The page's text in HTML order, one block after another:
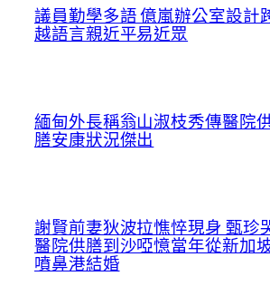
議員勤學多語 億嵐辦公室設計
越語言親近平易近眾
緬甸外長稱翁山淑枝秀傳醫院
膳安康狀況傑出
謝賢前妻狄波拉憔悴現身 甄珍
醫院供膳到沙啞憶當年從新加
噴鼻港結婚